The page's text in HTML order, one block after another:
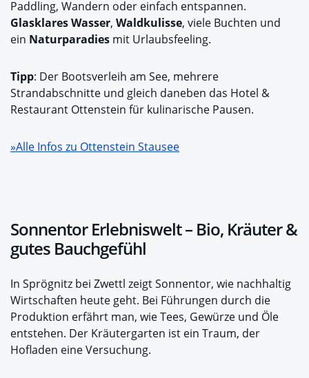
Paddling, Wandern oder einfach entspannen.
Glasklares Wasser, Waldkulisse, viele Buchten und
ein Naturparadies mit Urlaubsfeeling.
Tipp: Der Bootsverleih am See, mehrere
Strandabschnitte und gleich daneben das Hotel &
Restaurant Ottenstein für kulinarische Pausen.
»Alle Infos zu Ottenstein Stausee
Sonnentor Erlebniswelt – Bio, Kräuter &
gutes Bauchgefühl
In Sprögnitz bei Zwettl zeigt Sonnentor, wie nachhaltig
Wirtschaften heute geht. Bei Führungen durch die
Produktion erfährt man, wie Tees, Gewürze und Öle
entstehen. Der Kräutergarten ist ein Traum, der
Hofladen eine Versuchung.